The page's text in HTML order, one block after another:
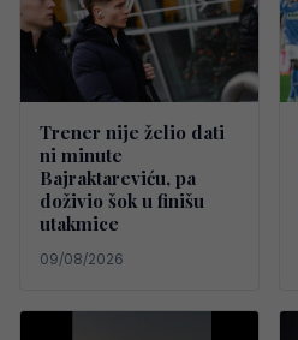
Trener nije želio dati
ni minute
Bajraktareviću, pa
doživio šok u finišu
utakmice
09/08/2026